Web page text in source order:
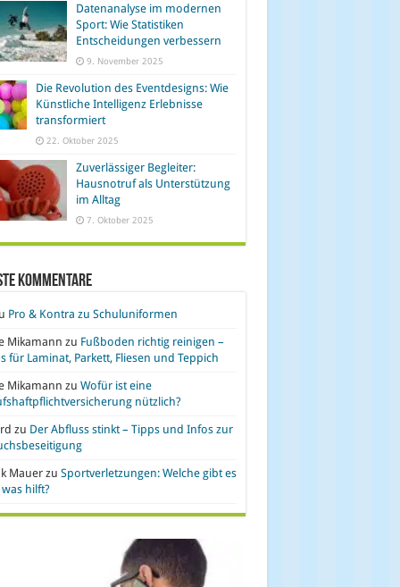
Datenanalyse im modernen
Sport: Wie Statistiken
Entscheidungen verbessern
9. November 2025
Die Revolution des Eventdesigns: Wie
Künstliche Intelligenz Erlebnisse
transformiert
22. Oktober 2025
Zuverlässiger Begleiter:
Hausnotruf als Unterstützung
im Alltag
7. Oktober 2025
Kommentare
Pro & Kontra zu Schuluniformen
Mikamann zu Fußboden richtig reinigen –
für Laminat, Parkett, Fliesen und Teppich
Mikamann zu Wofür ist eine
nützlich?
zu Der Abfluss stinkt – Tipps und Infos zur
Mauerzu Sportverletzungen: Welche gibt es
hilft?